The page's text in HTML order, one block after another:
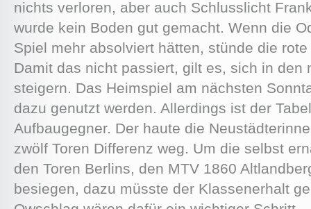
nichts verloren, aber auch Schlusslicht
wurde kein Boden gut gemacht. Wenn die
Spiel mehr absolviert hätten, stünde die
Damit das nicht passiert, gilt es, sich in den
steigern. Das Heimspiel am nächsten
dazu genutzt werden. Allerdings ist der
Aufbaugegner. Der haute die
zwölf Toren Differenz weg. Um die selbst
den Toren Berlins, den MTV 1860
besiegen, dazu müsste der Klassenerhalt